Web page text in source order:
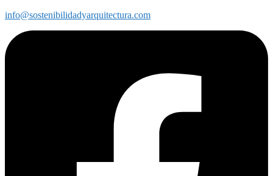
info@sostenibilidadyarquitectura.com